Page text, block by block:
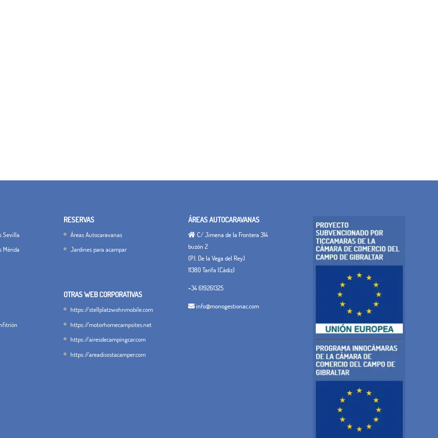
Sevilla
Mérida
RESERVAS
Áreas Autocaravanas
Jardines para acampar
OTRAS WEB CORPORATIVAS
https://stellplatzwohnmobile.com
https://motorhomecampsites.net
https://airesdecampingcar.com
https://areadisostacamper.com
ÁREAS AUTOCARAVANAS
C/ Jimena de la Frontera 314
buzón 2
(P.I. De la Vega del Rey)
11380 Tarifa (Cádiz)
+34 619261325
info@monogestionac.com